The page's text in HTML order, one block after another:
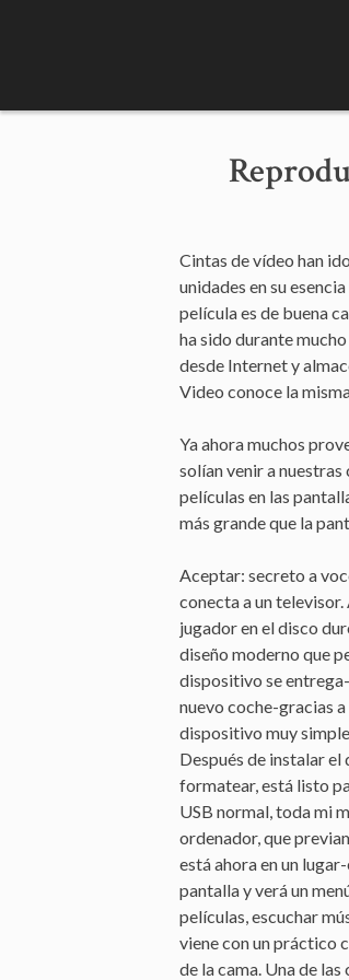
Cintas de vídeo han
unidades en su
película es de buena
ha sido durante
desde Internet y
Video conoce la
Ya ahora muchos
solían venir a
películas en las
más grande que la
Aceptar: secreto a
conecta a un televisor.
jugador en el disco
diseño moderno que
dispositivo se
nuevo coche-gracias
dispositivo muy
Después de instalar
formatear, está listo
USB normal, toda mi
ordenador, que
está ahora en un
pantalla y verá un
películas, escuchar
viene con un práctico
de la cama. Una de